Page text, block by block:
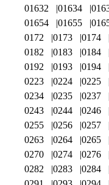
01632
01634
01654
01655
0172
0173 0174
0182
0183 0184
0192
0193 0194
0223
0224 0225
0234
0235 0237
0243
0244 0246
0255
0256 0257
0263
0264 0265
0270
0274 0276
0282
0283 0284